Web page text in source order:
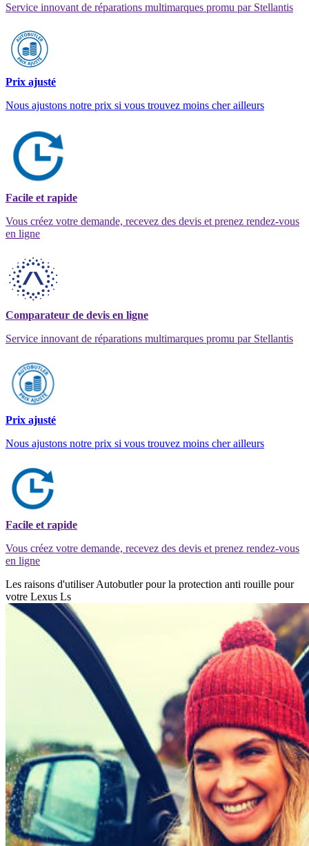
Service innovant de réparations multimarques promu par Stellantis
Prix ajusté
Nous ajustons notre prix si vous trouvez moins cher ailleurs
Facile et rapide
Vous créez votre demande, recevez des devis et prenez rendez-vous
en ligne
Comparateur de devis en ligne
Service innovant de réparations multimarques promu par Stellantis
Prix ajusté
Nous ajustons notre prix si vous trouvez moins cher ailleurs
Facile et rapide
Vous créez votre demande, recevez des devis et prenez rendez-vous
en ligne
Les raisons d'utiliser Autobutler pour la protection anti rouille pour
votre Lexus Ls